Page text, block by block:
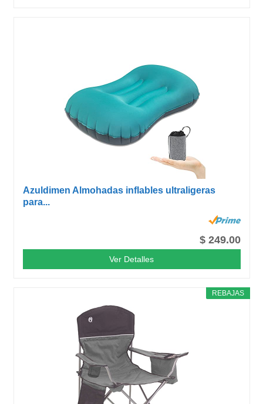
Azuldimen Almohadas inflables ultraligeras
para...
$ 249.00
Ver Detalles
REBAJAS